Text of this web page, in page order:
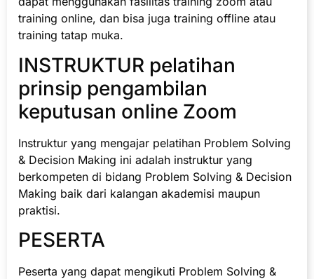
training online, dan bisa juga training offline atau
training tatap muka.
INSTRUKTUR pelatihan
prinsip pengambilan
keputusan online Zoom
Instruktur yang mengajar pelatihan Problem Solving
& Decision Making ini adalah instruktur yang
berkompeten di bidang Problem Solving & Decision
Making baik dari kalangan akademisi maupun
praktisi.
PESERTA
Peserta yang dapat mengikuti Problem Solving &